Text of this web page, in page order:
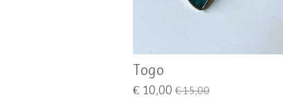
Togo
€ 10,00 € 15,00